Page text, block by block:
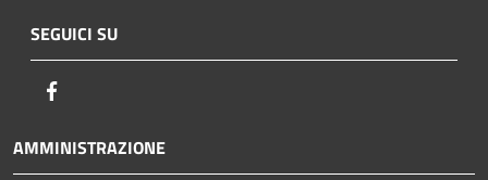
SEGUICI SU
AMMINISTRAZIONE